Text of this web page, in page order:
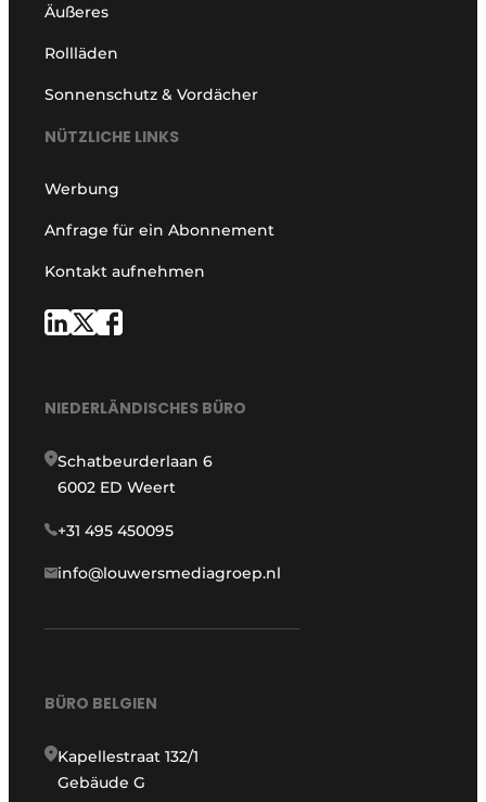
Äußeres
Rollläden
Sonnenschutz & Vordächer
NÜTZLICHE LINKS
Werbung
Anfrage für ein Abonnement
Kontakt aufnehmen
NIEDERLÄNDISCHES BÜRO
Schatbeurderlaan 6
6002 ED Weert
+31 495 450095
info@louwersmediagroep.nl
BÜRO BELGIEN
Kapellestraat 132/1
Gebäude G